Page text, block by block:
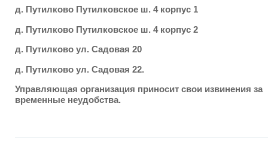
д. Путилково Путилковское ш. 4 корпус 1
д. Путилково Путилковское ш. 4 корпус 2
д. Путилково ул. Садовая 20
д. Путилково ул. Садовая 22.
Управляющая организация приносит свои извинения за
временные неудобства.